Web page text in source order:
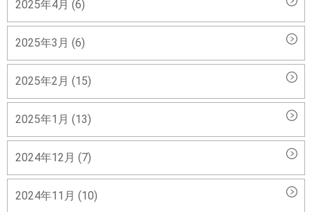
2025年4月 (6)
2025年3月 (6)
2025年2月 (15)
2025年1月 (13)
2024年12月 (7)
2024年11月 (10)